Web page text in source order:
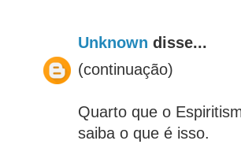
Unknown disse...
(continuação)
Quarto que o
saiba o que é isso.